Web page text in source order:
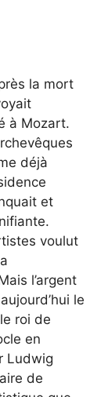
la mort
à Mozart.
déjà
et
voulut
l’argent
le
roi de
en
Ludwig
de